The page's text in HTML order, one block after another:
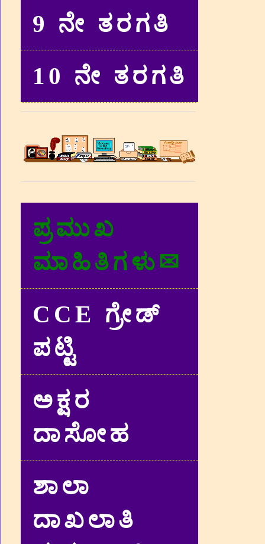
9 ನೇ ತರಗತಿ
10 ನೇ ತರಗತಿ
ಪ್ರಮುಖ
ಮಾಹಿತಿಗಳು✉
CCE ಗ್ರೇಡ್‌
ಪಟ್ಟಿ
ಅಕ್ಷರ
ದಾಸೋಹ
ಶಾಲಾ
ದಾಖಲಾತಿ